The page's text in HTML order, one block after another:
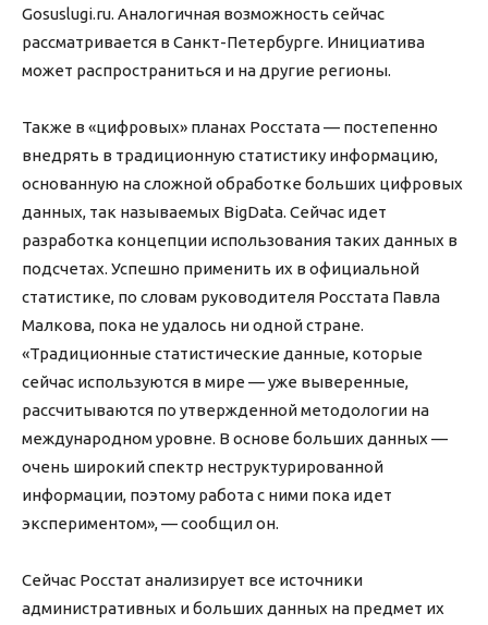
Gosuslugi.ru. Аналогичная возможность сейчас
рассматривается в Санкт-Петербурге. Инициатива
может распространиться и на другие регионы.
Также в «цифровых» планах Росстата — постепенно
внедрять в традиционную статистику информацию,
основанную на сложной обработке больших цифровых
данных, так называемых BigData. Сейчас идет
разработка концепции использования таких данных в
подсчетах. Успешно применить их в официальной
статистике, по словам руководителя Росстата Павла
Малкова, пока не удалось ни одной стране.
«Традиционные статистические данные, которые
сейчас используются в мире — уже выверенные,
рассчитываются по утвержденной методологии на
международном уровне. В основе больших данных —
очень широкий спектр неструктурированной
информации, поэтому работа с ними пока идет
экспериментом», — сообщил он.
Сейчас Росстат анализирует все источники
административных и больших данных на предмет их